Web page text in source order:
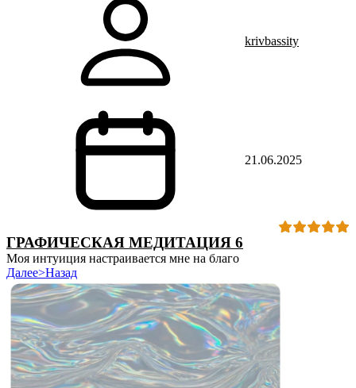
krivbassity
21.06.2025
ГРАФИЧЕСКАЯ МЕДИТАЦИЯ 6
Моя интуиция настраивается мне на благо
Далее>Назад